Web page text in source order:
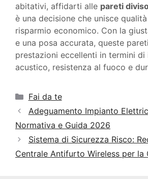
abitativi, affidarti alle pareti
è una decisione che unisce
risparmio economico. Con la
e una posa accurata, queste
prestazioni eccellenti in termini di
acustico, resistenza al fuoco e
Categorie
Fai da te
Adeguamento Impianto
Normativa e Guida 2026
Sistema di Sicurezza Risco:
Centrale Antifurto Wireless per la